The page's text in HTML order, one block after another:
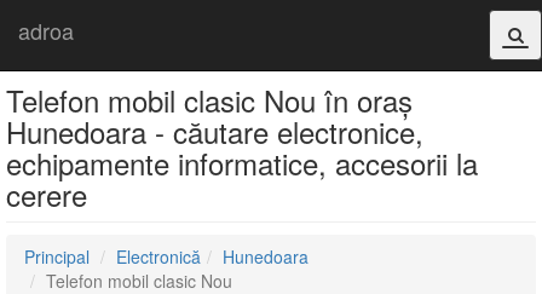
adroa
Telefon mobil clasic Nou în oraș
Hunedoara - căutare electronice,
echipamente informatice, accesorii la
cerere
Principal Electronică
Hunedoara
Telefon mobil clasic Nou